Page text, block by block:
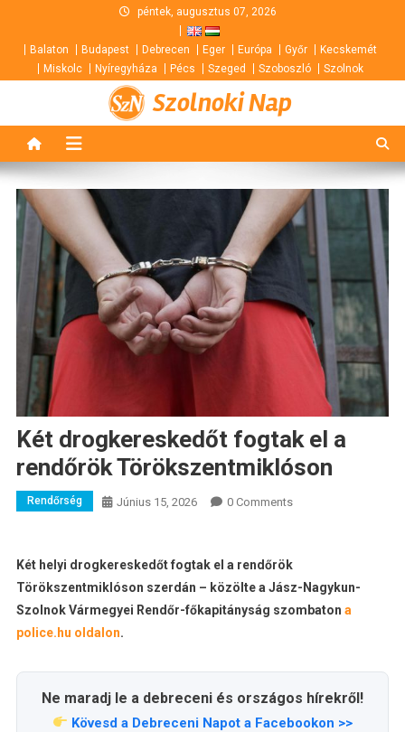
content
péntek, augusztus 07, 2026
Balaton Budapest Debrecen Eger Európa Győr
Kecskemét
Miskolc
Nyíregyháza Pécs Szeged Szoboszló Szolnok
Szolnoki Nap
Két drogkereskedőt fogtak el a
rendőrök Törökszentmiklóson
Rendőrség Június 15, 2026 0 Comments
Két helyi drogkereskedőt fogtak el a rendőrök
Törökszentmiklóson szerdán – közölte a Jász-Nagykun-
Szolnok Vármegyei Rendőr-főkapitányság szombaton a
police.hu oldalon.
Ne maradj le a debreceni és országos hírekről!
Kövesd a Debreceni Napot a Facebookon >>